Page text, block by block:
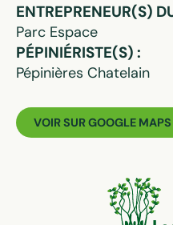
ENTREPRENEUR(S)
Parc Espace
PÉPINIÉRISTE(S) :
Pépinières Chatelain
VOIR SUR GOOGLE MAPS